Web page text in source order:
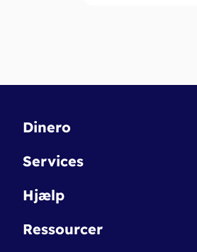
Dinero
Kontakt
Betingelser & Sikkerhed
Nye funktioner
Services
Dinero Starter
Dinero Pro
Hjælp
Regnskabsordbogen
Ressourcer